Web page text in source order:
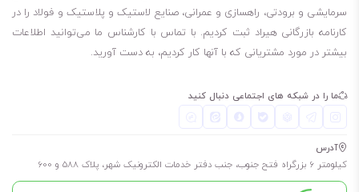
سرمایشی و برودتی، راهسازی و عمرانی، صنایع لاستیک و پلاستیک و فولاد را در
کارنامه بازرگانی هیراد ثبت کردیم. با تماس با کارشناس ما می‌توانید اطلاعات
بیشتر در مورد مشتریانی که با آنها کار کردیم، به دست آورید.
ما را در شبکه های اجتماعی دنبال کنید
آدرس
کیلومتر 6 بزرگراه فتح جنوب، جنب دفتر خدمات الکترونیک شهر، پلاک 588 و 600